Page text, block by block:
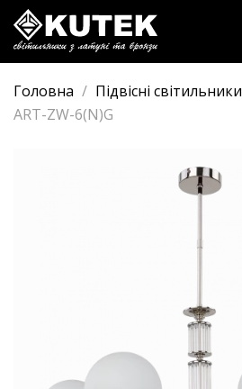
Головна / Підвісні світильники
ART-ZW-6(N)G